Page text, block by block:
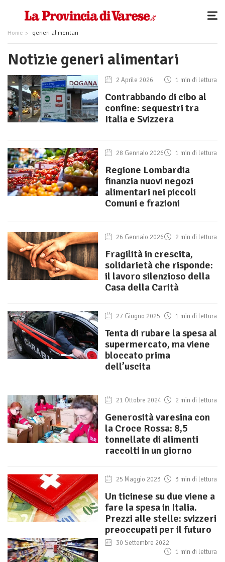
Home generi alimentari
Notizie generi alimentari
2 Aprile 2026 1 min di lettura
Contrabbando di cibo al
confine: sequestri tra
Italia e Svizzera
28 Gennaio 2026 1 min di lettura
Regione Lombardia
finanzia nuovi negozi
alimentari nei piccoli
Comuni e frazioni
26 Gennaio 2026 2 min di lettura
Fragilità in crescita,
solidarietà che risponde:
il lavoro silenzioso della
Casa della Carità
27 Giugno 2025 1 min di lettura
Tenta di rubare la spesa al
supermercato, ma viene
bloccato prima
dell’uscita
21 Ottobre 2024 2 min di lettura
Generosità varesina con
la Croce Rossa: 8,5
tonnellate di alimenti
raccolti in un giorno
25 Maggio 2023 3 min di lettura
Un ticinese su due viene a
fare la spesa in Italia.
Prezzi alle stelle: svizzeri
preoccupati per il futuro
30 Settembre 2022
1 min di lettura